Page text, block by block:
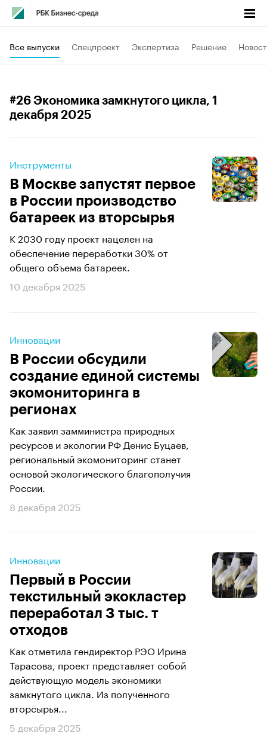
Все выпуски Спецпроект Экспертиза Решение
#26 Экономика замкнутого цикла, 1
декабря 2025
Инструменты
В Москве запустят первое
в России производство
батареек из вторсырья
К 2030 году проект нацелен на
обеспечение переработки 30% от
общего объема батареек.
10 декабря 2025
Инновации
В России обсудили
создание единой системы
экомониторинга в
регионах
Как заявил замминистра природных
ресурсов и экологии РФ Денис Буцаев,
региональный экомониторинг станет
основой экологического благополучия
России.
8 декабря 2025
Инновации
Первый в России
текстильный экокластер
переработал 3 тыс. т
отходов
Как отметила гендиректор РЭО Ирина
Тарасова, проект представляет собой
действующую модель экономики
замкнутого цикла. Из полученного
вторсырья...
5 декабря 2025